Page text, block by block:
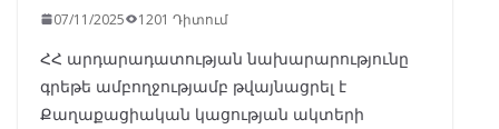
07/11/2025 1201 Դիտում
ՀՀ արդարադատության նախարարությունը
գրեթե ամբողջությամբ թվայնացրել է
Քաղաքացիական կացության ակտերի